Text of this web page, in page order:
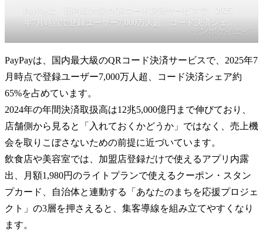
PayPayは、国内最大級のQRコード決済サービスで、2025
年7月時点で登録ユーザー7,000万人超、コード決済シェア
約65%を占めています。2024年の年間決済取扱高は12兆
かどうか」ではなく、売上機会を取りこぼさないための前
提に近づいています。
テンポケイエイ
PayPayは、国内最大級のQRコード決済サービスで、2025年7
月時点で登録ユーザー7,000万人超、コード決済シェア約
65%を占めています。
2024年の年間決済取扱高は12兆5,000億円まで伸びており、
店舗側から見ると「入れておくかどうか」ではなく、売上機
会を取りこぼさないための前提に近づいています。
飲食店や美容室では、加盟店登録だけで使えるアプリ内露
出、月額1,980円のライトプランで使えるクーポン・スタン
プカード、自治体と連動する「あなたのまちを応援プロジェ
クト」の3層を押さえると、集客導線を組み立てやすくなり
ます。